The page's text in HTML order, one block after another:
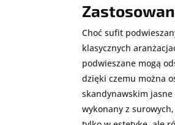
Choć sufit
klasycznych
podwieszane mogą
dzięki czemu można
skandynawskim
wykonany z